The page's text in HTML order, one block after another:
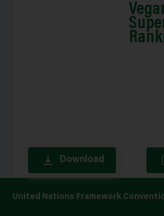
Download
United Nations Framework